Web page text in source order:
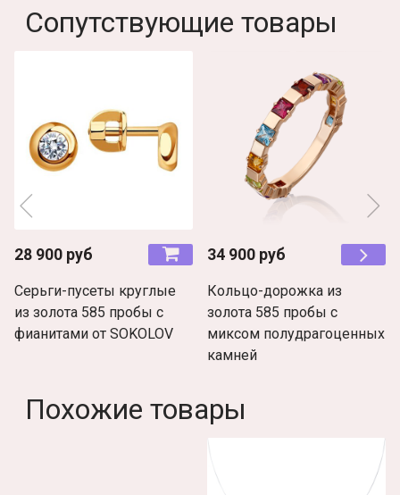
Сопутствующие товары
28 900 руб
Серьги-пусеты круглые
из золота 585 пробы с
фианитами от SOKOLOV
34 900 руб
Кольцо-дорожка из
золота 585 пробы с
миксом полудрагоценных
камней
Похожие товары